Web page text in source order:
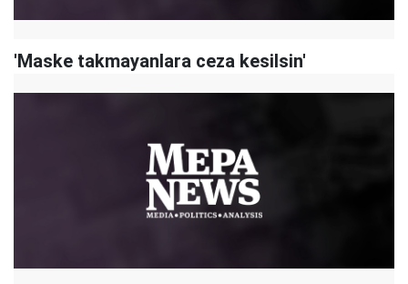
'Maske takmayanlara ceza kesilsin'